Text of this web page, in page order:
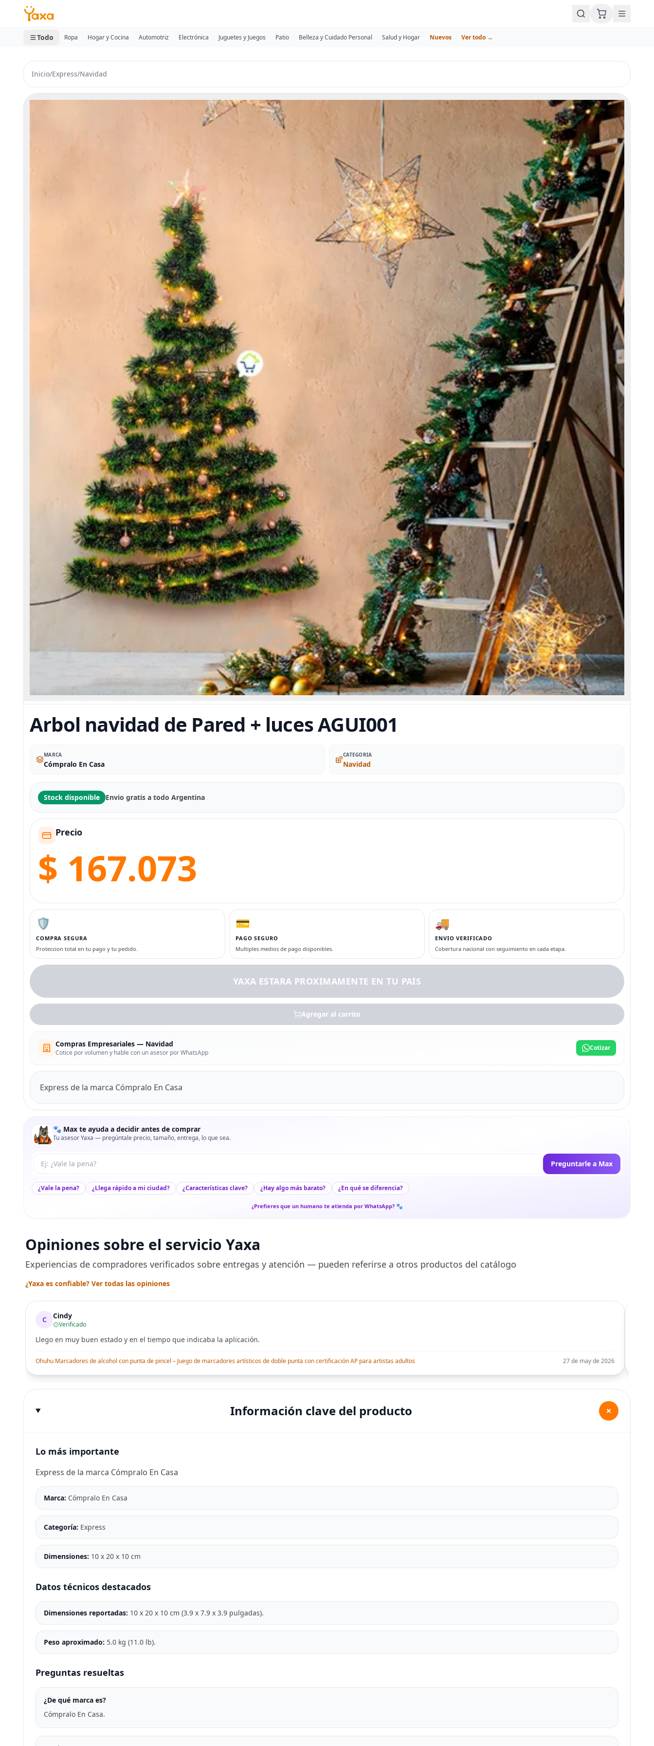
MINI CARRITO
0 productos
Todo Ropa Hogar y Cocina Automotriz Electrónica Juguetes y Juegos Patio Belleza y Cuidado Personal Salud y Hogar Nuevos Ver todo →
Inicio/Express/Navidad
Arbol navidad de Pared + luces AGUI001
MARCA
Cómpralo En Casa
CATEGORIA
Navidad
Stock disponible Envio gratis a todo Argentina
Precio
$ 167.073
🛡️
COMPRA SEGURA
Proteccion total en tu pago y tu pedido.
💳
PAGO SEGURO
Multiples medios de pago disponibles.
🚚
ENVIO VERIFICADO
Cobertura nacional con seguimiento en cada etapa.
YAXA ESTARA PROXIMAMENTE EN TU PAIS
Agregar al carrito
Compras Empresariales — Navidad
Cotice por volumen y hable con un asesor por WhatsApp
Cotizar
Express de la marca Cómpralo En Casa
🐾 Max te ayuda a decidir antes de comprar
Tu asesor Yaxa — pregúntale precio, tamaño, entrega, lo que sea.
Tu pregunta a Max Preguntarle a Max
¿Vale la pena? ¿Llega rápido a mi ciudad? ¿Características clave? ¿Hay algo más barato? ¿En qué se diferencia?
¿Prefieres que un humano te atienda por WhatsApp? 🐾
Opiniones sobre el servicio Yaxa
Experiencias de compradores verificados sobre entregas y atención — pueden referirse a otros productos del catálogo
¿Yaxa es confiable? Ver todas las opiniones
C Cindy
Verificado
Llego en muy buen estado y en el tiempo que indicaba la aplicación.
Ohuhu Marcadores de alcohol con punta de pincel – Juego de marcadores artísticos de doble punta con certificación AP para artistas adultos 27 de may de 2026
Información clave del producto +
Lo más importante
Express de la marca Cómpralo En Casa
Marca: Cómpralo En Casa
Categoría: Express
Dimensiones: 10 x 20 x 10 cm
Datos técnicos destacados
Dimensiones reportadas: 10 x 20 x 10 cm (3.9 x 7.9 x 3.9 pulgadas).
Peso aproximado: 5.0 kg (11.0 lb).
Preguntas resueltas
¿De qué marca es?
Cómpralo En Casa.